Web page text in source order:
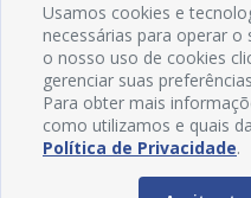
Usamos cookies e
necessárias para operar
o nosso uso de cookies
gerenciar suas
Para obter mais
como utilizamos e quais
Política de Privacidade.